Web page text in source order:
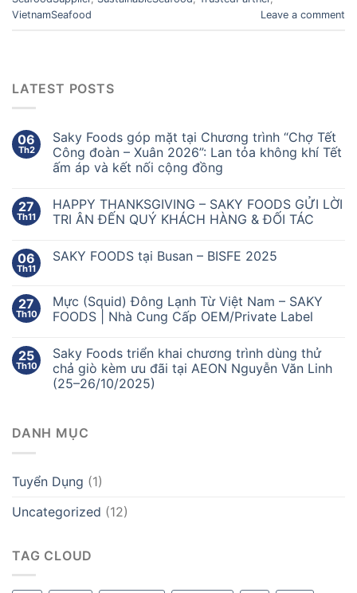
VietnamSeafood
Leave a comment
LATEST POSTS
06
Th2
Saky Foods góp mặt tại Chương trình “Chợ Tết
Công đoàn – Xuân 2026”: Lan tỏa không khí Tết
ấm áp và kết nối cộng đồng
27
Th11
HAPPY THANKSGIVING – SAKY FOODS GỬI LỜI
TRI ÂN ĐẾN QUÝ KHÁCH HÀNG & ĐỐI TÁC
06
Th11
SAKY FOODS tại Busan – BISFE 2025
27
Th10
Mực (Squid) Đông Lạnh Từ Việt Nam – SAKY
FOODS | Nhà Cung Cấp OEM/Private Label
25
Th10
Saky Foods triển khai chương trình dùng thử
chả giò kèm ưu đãi tại AEON Nguyễn Văn Linh
(25–26/10/2025)
DANH MỤC
Tuyển Dụng (1)
Uncategorized (12)
TAG CLOUD